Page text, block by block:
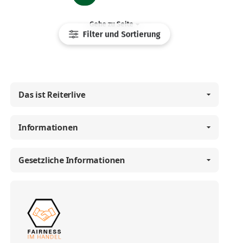
Filter und Sortierung
Gehe zu Seite
Das ist Reiterlive
Informationen
Gesetzliche Informationen